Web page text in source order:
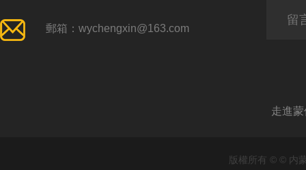
郵箱：wychengxin@163.com
走進蒙
版權所有 © © 内